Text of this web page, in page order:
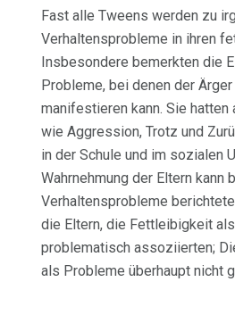
Fast alle Tweens werden zu
Verhaltensprobleme in ihren
Insbesondere bemerkten die
Probleme, bei denen der
manifestieren kann. Sie
wie Aggression, Trotz und
in der Schule und im sozialen
Wahrnehmung der Eltern
Verhaltensprobleme
die Eltern, die Fettleibigkeit
problematisch assoziierten;
als Probleme überhaupt nicht